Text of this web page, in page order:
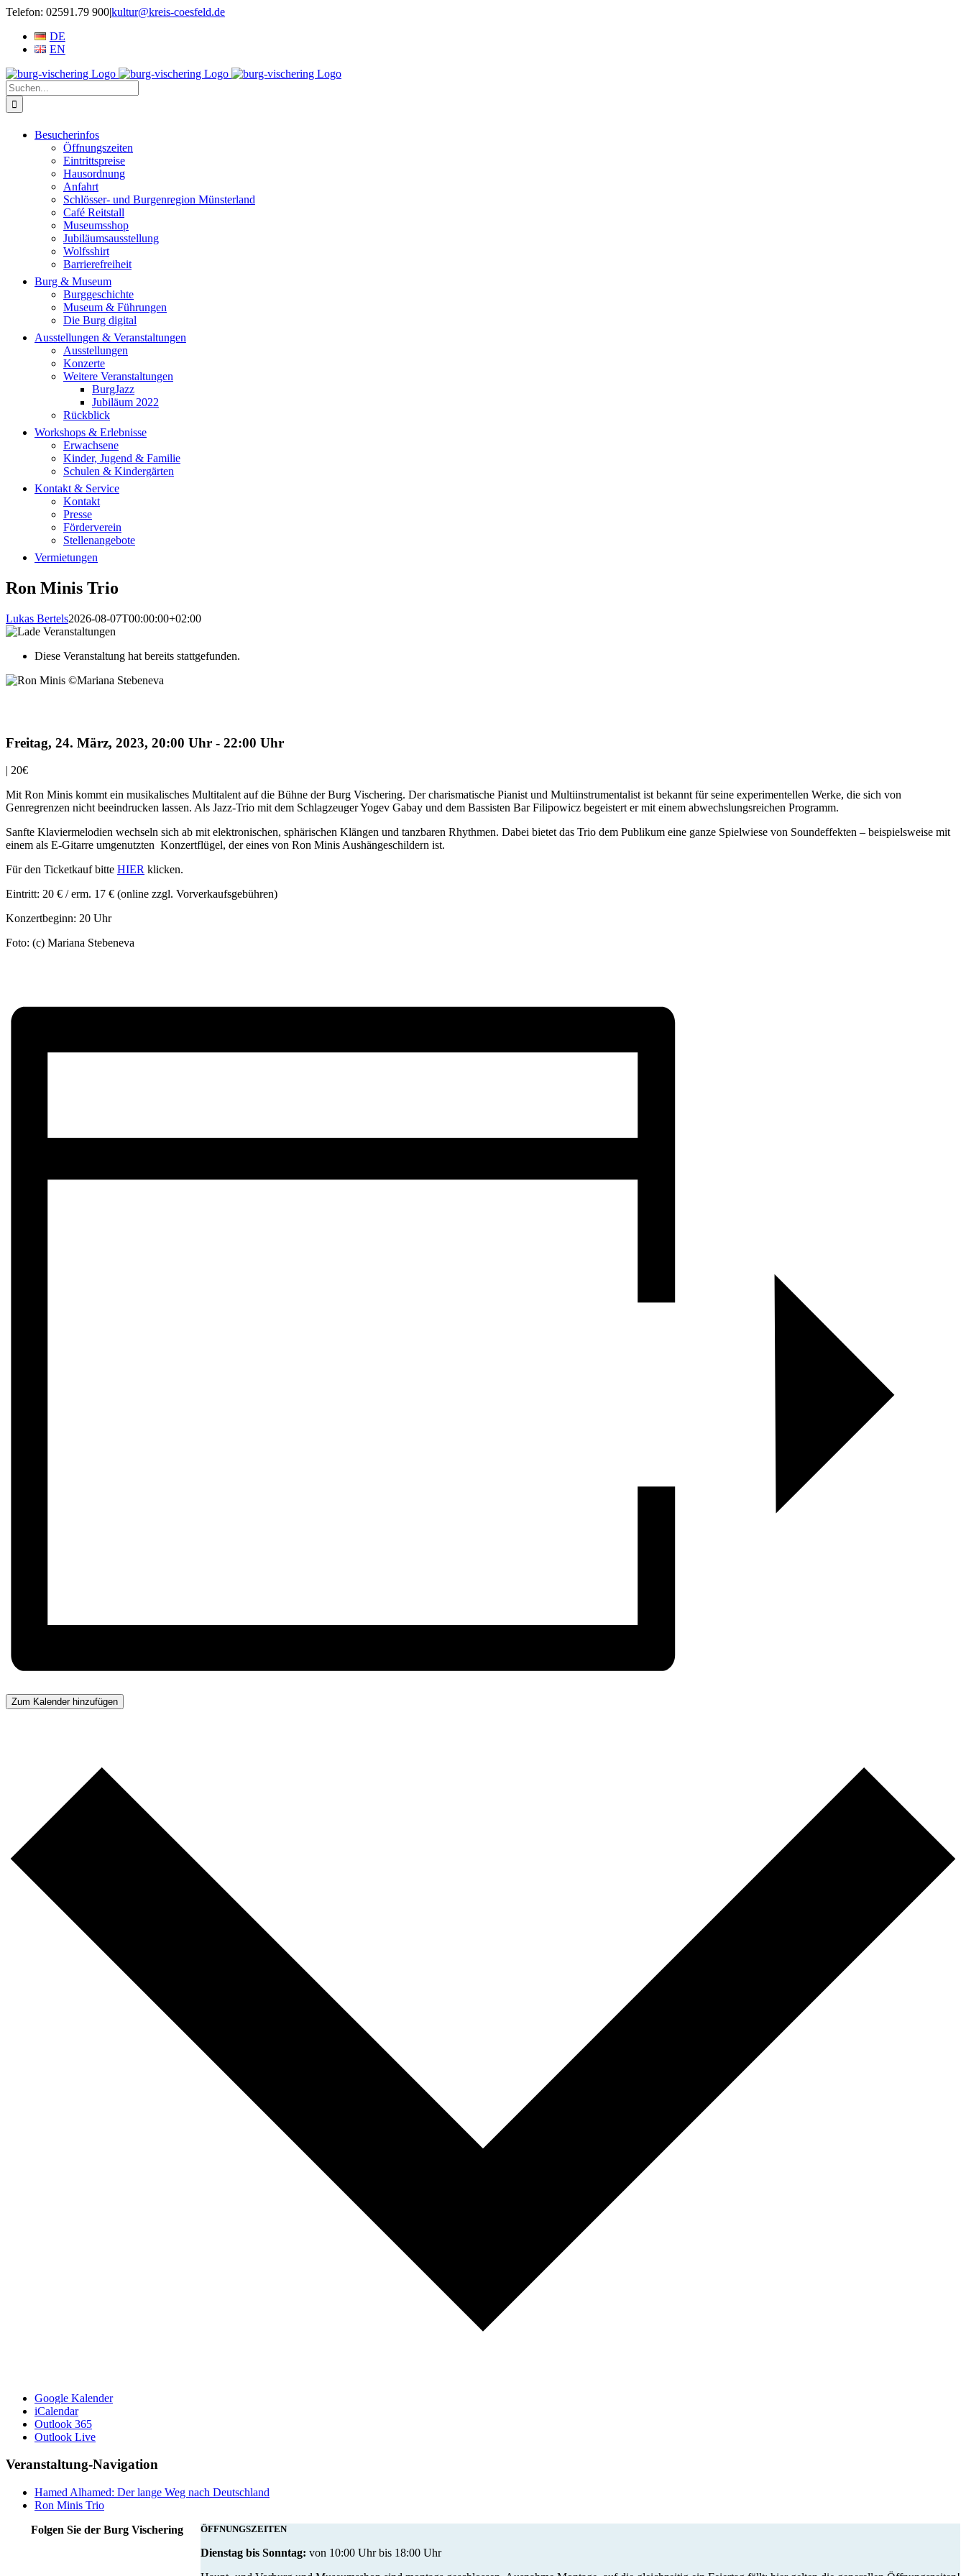
Zum
springen
Telefon: 02591.79 900|kultur@kreis-coesfeld.de
DE
EN
Suche
nach:
Besucherinfos
Öffnungszeiten
Eintrittspreise
Hausordnung
Anfahrt
Schlösser- und Burgenregion Münsterland
Café Reitstall
Museumsshop
Jubiläumsausstellung
Wolfsshirt
Barrierefreiheit
Burg & Museum
Burggeschichte
Museum & Führungen
Die Burg digital
Ausstellungen & Veranstaltungen
Ausstellungen
Konzerte
Weitere Veranstaltungen
BurgJazz
Jubiläum 2022
Rückblick
Workshops & Erlebnisse
Erwachsene
Kinder, Jugend & Familie
Schulen & Kindergärten
Kontakt & Service
Kontakt
Presse
Förderverein
Stellenangebote
Vermietungen
Ron Minis Trio
Lukas Bertels2026-08-07T00:00:00+02:00
Diese Veranstaltung hat bereits stattgefunden.
Freitag, 24. März, 2023, 20:00 Uhr - 22:00 Uhr
| 20€
Mit Ron Minis kommt ein musikalisches Multitalent auf die Bühne der Burg Vischering. Der charismatische Pianist und Multiinstrumentalist ist bekannt für seine experimentellen Werke, die sich von
Genregrenzen nicht beeindrucken lassen. Als Jazz-Trio mit dem Schlagzeuger Yogev Gabay und dem Bassisten Bar Filipowicz begeistert er mit einem abwechslungsreichen Programm.
Sanfte Klaviermelodien wechseln sich ab mit elektronischen, sphärischen Klängen und tanzbaren Rhythmen. Dabei bietet das Trio dem Publikum eine ganze Spielwiese von Soundeffekten – beispielsweise mit
einem als E-Gitarre umgenutzten Konzertflügel, der eines von Ron Minis Aushängeschildern ist.
Für den Ticketkauf bitte HIER klicken.
Eintritt: 20 € / erm. 17 € (online zzgl. Vorverkaufsgebühren)
Konzertbeginn: 20 Uhr
Foto: (c) Mariana Stebeneva
Zum Kalender hinzufügen
Google Kalender
iCalendar
Outlook 365
Outlook Live
Veranstaltung-Navigation
Hamed Alhamed: Der lange Weg nach Deutschland
Ron Minis Trio
ÖFFNUNGSZEITEN
Dienstag bis Sonntag: von 10:00 Uhr bis 18:00 Uhr
Folgen Sie der Burg Vischering